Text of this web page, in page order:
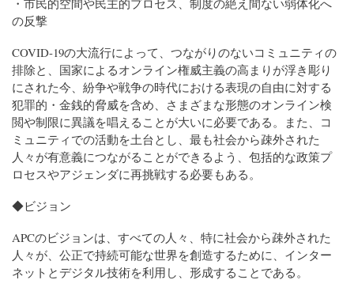
・市民的空間や民主的プロセス、制度の絶え間ない弱体化へ
の反撃
COVID-19の大流行によって、つながりのないコミュニティの
排除と、国家によるオンライン権威主義の高まりが浮き彫り
にされた今、紛争や戦争の時代における表現の自由に対する
犯罪的・金銭的脅威を含め、さまざまな形態のオンライン検
閲や制限に異議を唱えることが大いに必要である。また、コ
ミュニティでの活動を土台とし、最も社会から疎外された
人々が有意義につながることができるよう、包括的な政策プ
ロセスやアジェンダに再挑戦する必要もある。
◆ビジョン
APCのビジョンは、すべての人々、特に社会から疎外された
人々が、公正で持続可能な世界を創造するために、インター
ネットとデジタル技術を利用し、形成することである。